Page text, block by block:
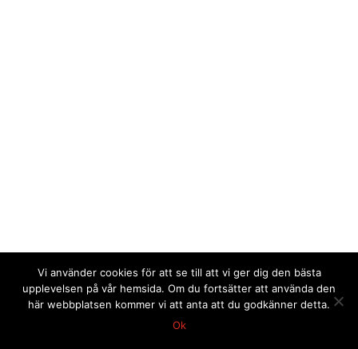
Vi använder cookies för att se till att vi ger dig den bästa
upplevelsen på vår hemsida. Om du fortsätter att använda den
här webbplatsen kommer vi att anta att du godkänner detta.
Ok